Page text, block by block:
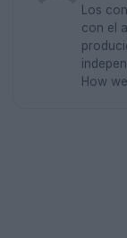
Los
con el
How